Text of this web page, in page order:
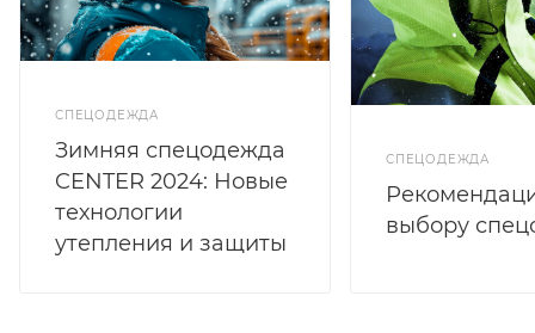
СПЕЦОДЕЖДА
Зимняя спецодежда
CENTER 2024: Новые
технологии
утепления и защиты
СПЕЦОДЕЖДА
выбору